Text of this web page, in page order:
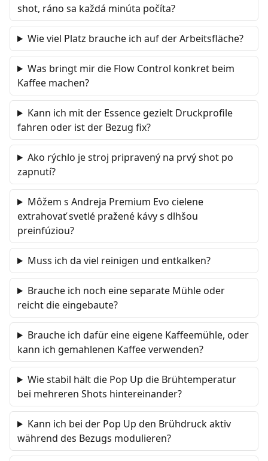
shot, ráno sa každá minúta počíta?
Wie viel Platz brauche ich auf der Arbeitsfläche?
Was bringt mir die Flow Control konkret beim
Kaffee machen?
Kann ich mit der Essence gezielt Druckprofile
fahren oder ist der Bezug fix?
Ako rýchlo je stroj pripravený na prvý shot po
zapnutí?
Môžem s Andreja Premium Evo cielene
extrahovať svetlé pražené kávy s dlhšou
preinfúziou?
Muss ich da viel reinigen und entkalken?
Brauche ich noch eine separate Mühle oder
reicht die eingebaute?
Brauche ich dafür eine eigene Kaffeemühle, oder
kann ich gemahlenen Kaffee verwenden?
Wie stabil hält die Pop Up die Brühtemperatur
bei mehreren Shots hintereinander?
Kann ich bei der Pop Up den Brühdruck aktiv
während des Bezugs modulieren?